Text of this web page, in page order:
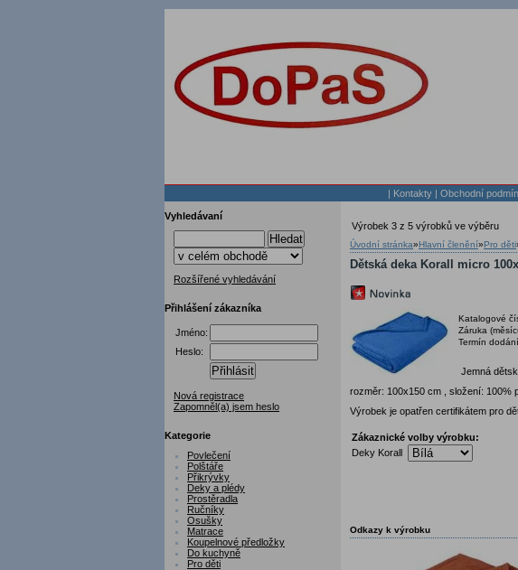
| Kontakty | Obchodní
Vyhledávaní
Hledat
Rozšířené vyhledávání
Přihlášení zákazníka
Jméno:
Heslo:
Přihlásit
Nová registrace
Zapomněl(a) jsem heslo
Kategorie
Povlečení
Polštáře
Přikrývky
Deky a plédy
Prostěradla
Ručníky
Osušky
Matrace
Koupelnové předložky
Do kuchyně
Pro děti
Výrobek 3 z 5 výrobků ve výběru
Úvodní stránka»Hlavní členění»Pro děti
Dětská deka Korall micro
Katalogové
Záruka
Termín
Jemná
rozměr: 100x150 cm , složení: 100%
Výrobek je opatřen certifikátem pro
Zákaznické volby výrobku:
Deky Korall
Odkazy k výrobku